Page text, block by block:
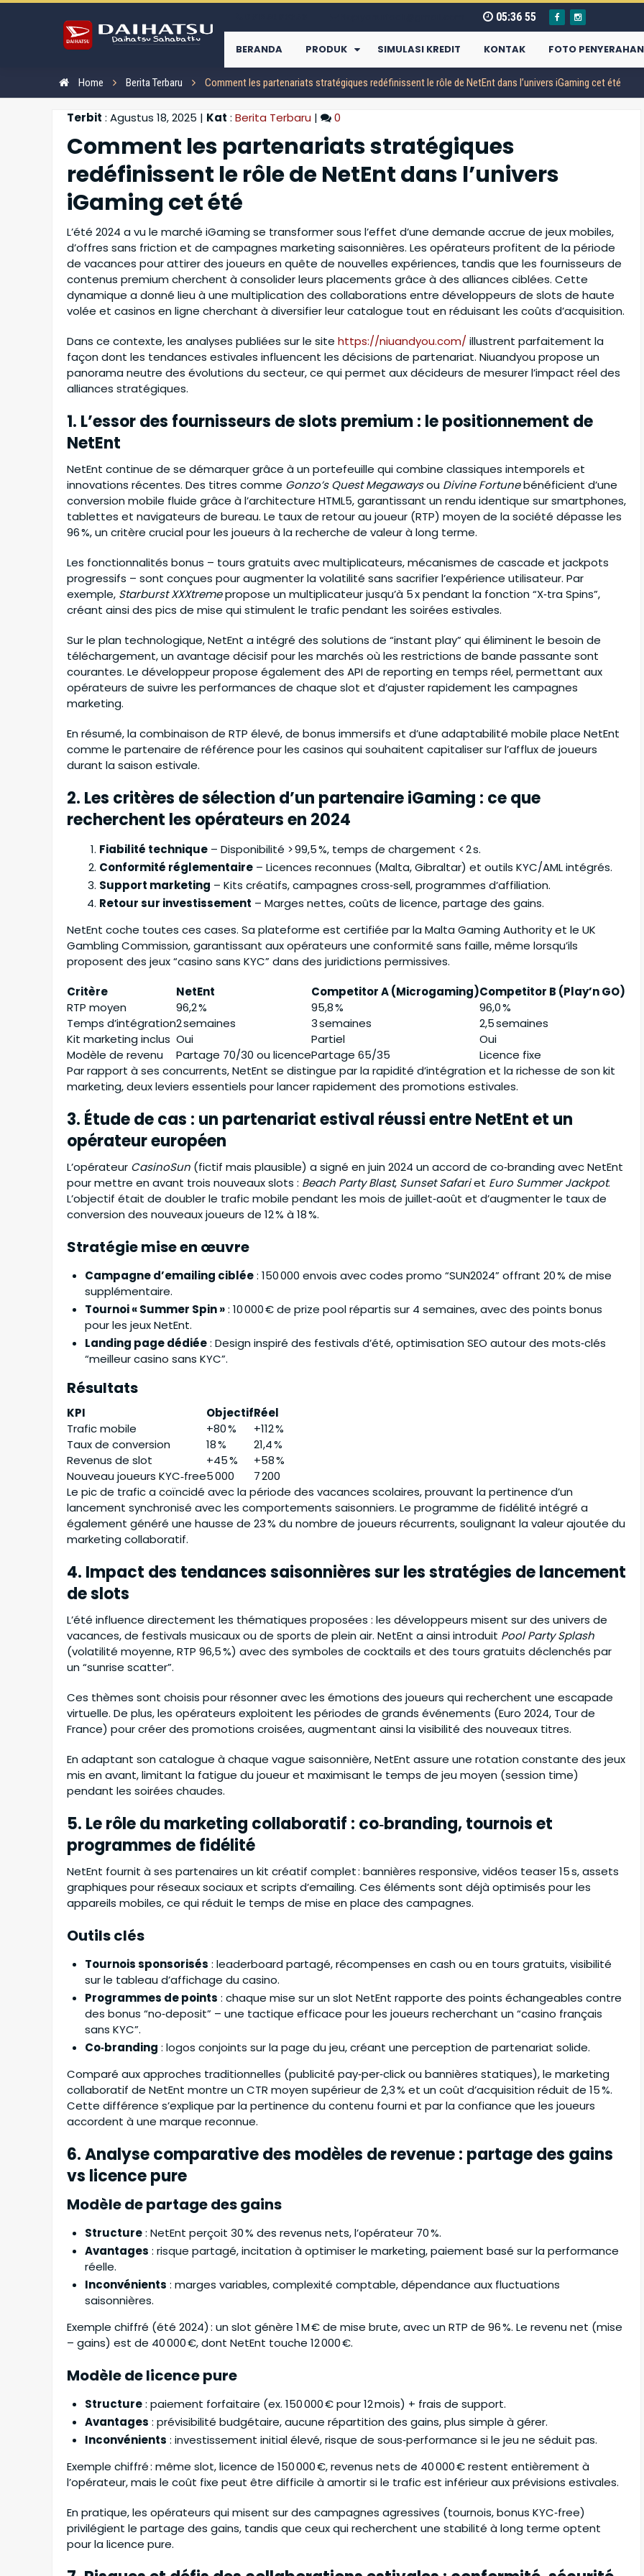
05:36 56
BERANDA PRODUK SIMULASI KREDIT KONTAK FOTO PENYERAHAN
Home Berita Terbaru Comment les partenariats stratégiques redéfinissent le rôle de NetEnt dans l’univers iGaming cet été
Terbit : Agustus 18, 2025 | Kat : Berita Terbaru | 0
Comment les partenariats stratégiques
redéfinissent le rôle de NetEnt dans l’univers
iGaming cet été
L’été 2024 a vu le marché iGaming se transformer sous l’effet d’une demande accrue de jeux mobiles,
d’offres sans friction et de campagnes marketing saisonnières. Les opérateurs profitent de la période
de vacances pour attirer des joueurs en quête de nouvelles expériences, tandis que les fournisseurs de
contenus premium cherchent à consolider leurs placements grâce à des alliances ciblées. Cette
dynamique a donné lieu à une multiplication des collaborations entre développeurs de slots de haute
volée et casinos en ligne cherchant à diversifier leur catalogue tout en réduisant les coûts d’acquisition.
Dans ce contexte, les analyses publiées sur le site https://niuandyou.com/ illustrent parfaitement la
façon dont les tendances estivales influencent les décisions de partenariat. Niuandyou propose un
panorama neutre des évolutions du secteur, ce qui permet aux décideurs de mesurer l’impact réel des
alliances stratégiques.
1. L’essor des fournisseurs de slots premium : le positionnement de
NetEnt
NetEnt continue de se démarquer grâce à un portefeuille qui combine classiques intemporels et
innovations récentes. Des titres comme Gonzo’s Quest Megawaysou Divine Fortunebénéficient d’une
conversion mobile fluide grâce à l’architecture HTML5, garantissant un rendu identique sur smartphones,
tablettes et navigateurs de bureau. Le taux de retour au joueur (RTP) moyen de la société dépasse les
96 %, un critère crucial pour les joueurs à la recherche de valeur à long terme.
Les fonctionnalités bonus – tours gratuits avec multiplicateurs, mécanismes de cascade et jackpots
progressifs – sont conçues pour augmenter la volatilité sans sacrifier l’expérience utilisateur. Par
exemple, Starburst XXXtremepropose un multiplicateur jusqu’à 5 x pendant la fonction “X‑tra Spins”,
créant ainsi des pics de mise qui stimulent le trafic pendant les soirées estivales.
Sur le plan technologique, NetEnt a intégré des solutions de “instant play” qui éliminent le besoin de
téléchargement, un avantage décisif pour les marchés où les restrictions de bande passante sont
courantes. Le développeur propose également des API de reporting en temps réel, permettant aux
opérateurs de suivre les performances de chaque slot et d’ajuster rapidement les campagnes
marketing.
En résumé, la combinaison de RTP élevé, de bonus immersifs et d’une adaptabilité mobile place NetEnt
comme le partenaire de référence pour les casinos qui souhaitent capitaliser sur l’afflux de joueurs
durant la saison estivale.
2. Les critères de sélection d’un partenaire iGaming : ce que
recherchent les opérateurs en 2024
Fiabilité technique – Disponibilité > 99,5 %, temps de chargement < 2 s.
Conformité réglementaire – Licences reconnues (Malta, Gibraltar) et outils KYC/AML intégrés.
Support marketing – Kits créatifs, campagnes cross‑sell, programmes d’affiliation.
Retour sur investissement – Marges nettes, coûts de licence, partage des gains.
NetEnt coche toutes ces cases. Sa plateforme est certifiée par la Malta Gaming Authority et le UK
Gambling Commission, garantissant aux opérateurs une conformité sans faille, même lorsqu’ils
proposent des jeux “casino sans KYC” dans des juridictions permissives.
Critère
NetEnt Competitor A (Microgaming)Competitor B (Play’n GO)
RTP moyen
96,2 % 95,8 %
96,0 %
Temps d’intégration2 semaines 3 semaines
2,5 semaines
Kit marketing inclus Oui Partiel
Oui
Modèle de revenu
Partage 70/30 ou licencePartage 65/35
Licence fixe
Par rapport à ses concurrents, NetEnt se distingue par la rapidité d’intégration et la richesse de son kit
marketing, deux leviers essentiels pour lancer rapidement des promotions estivales.
3. Étude de cas : un partenariat estival réussi entre NetEnt et un
opérateur européen
L’opérateur CasinoSun (fictif mais plausible) a signé en juin 2024 un accord de co‑branding avec NetEnt
pour mettre en avant trois nouveaux slots : Beach Party Blast, Sunset Safariet Euro Summer Jackpot.
L’objectif était de doubler le trafic mobile pendant les mois de juillet‑août et d’augmenter le taux de
conversion des nouveaux joueurs de 12 % à 18 %.
Stratégie mise en œuvre
Campagne d’emailing ciblée: 150 000 envois avec codes promo “SUN2024” offrant 20 % de mise
supplémentaire.
Tournoi « Summer Spin »: 10 000 € de prize pool répartis sur 4 semaines, avec des points bonus
pour les jeux NetEnt.
Landing page dédiée: Design inspiré des festivals d’été, optimisation SEO autour des mots‑clés
“meilleur casino sans KYC”.
Résultats
KPI ObjectifRéel
Trafic mobile
+80 %
+112 %
Taux de conversion
18 %
21,4 %
Revenus de slot
+45 %
+58 %
Nouveau joueurs KYC‑free5 000
7 200
Le pic de trafic a coïncidé avec la période des vacances scolaires, prouvant la pertinence d’un
lancement synchronisé avec les comportements saisonniers. Le programme de fidélité intégré a
également généré une hausse de 23 % du nombre de joueurs récurrents, soulignant la valeur ajoutée du
marketing collaboratif.
4. Impact des tendances saisonnières sur les stratégies de lancement
de slots
L’été influence directement les thématiques proposées : les développeurs misent sur des univers de
vacances, de festivals musicaux ou de sports de plein air. NetEnt a ainsi introduit Pool Party Splash
(volatilité moyenne, RTP 96,5 %) avec des symboles de cocktails et des tours gratuits déclenchés par
un “sunrise scatter”.
Ces thèmes sont choisis pour résonner avec les émotions des joueurs qui recherchent une escapade
virtuelle. De plus, les opérateurs exploitent les périodes de grands événements (Euro 2024, Tour de
France) pour créer des promotions croisées, augmentant ainsi la visibilité des nouveaux titres.
En adaptant son catalogue à chaque vague saisonnière, NetEnt assure une rotation constante des jeux
mis en avant, limitant la fatigue du joueur et maximisant le temps de jeu moyen (session time)
pendant les soirées chaudes.
5. Le rôle du marketing collaboratif : co‑branding, tournois et
programmes de fidélité
NetEnt fournit à ses partenaires un kit créatif complet : bannières responsive, vidéos teaser 15 s, assets
graphiques pour réseaux sociaux et scripts d’emailing. Ces éléments sont déjà optimisés pour les
appareils mobiles, ce qui réduit le temps de mise en place des campagnes.
Outils clés
Tournois sponsorisés : leaderboard partagé, récompenses en cash ou en tours gratuits, visibilité
sur le tableau d’affichage du casino.
Programmes de points : chaque mise sur un slot NetEnt rapporte des points échangeables contre
des bonus “no‑deposit” – une tactique efficace pour les joueurs recherchant un “casino français
sans KYC”.
Co‑branding : logos conjoints sur la page du jeu, créant une perception de partenariat solide.
Comparé aux approches traditionnelles (publicité pay‑per‑click ou bannières statiques), le marketing
collaboratif de NetEnt montre un CTR moyen supérieur de 2,3 % et un coût d’acquisition réduit de 15 %.
Cette différence s’explique par la pertinence du contenu fourni et par la confiance que les joueurs
accordent à une marque reconnue.
6. Analyse comparative des modèles de revenue : partage des gains
vs licence pure
Modèle de partage des gains
Structure: NetEnt perçoit 30 % des revenus nets, l’opérateur 70 %.
Avantages : risque partagé, incitation à optimiser le marketing, paiement basé sur la performance
réelle.
Inconvénients : marges variables, complexité comptable, dépendance aux fluctuations
saisonnières.
Exemple chiffré (été 2024) : un slot génère 1 M € de mise brute, avec un RTP de 96 %. Le revenu net (mise
– gains) est de 40 000 €, dont NetEnt touche 12 000 €.
Modèle de licence pure
Structure: paiement forfaitaire (ex. 150 000 € pour 12 mois) + frais de support.
Avantages : prévisibilité budgétaire, aucune répartition des gains, plus simple à gérer.
Inconvénients : investissement initial élevé, risque de sous‑performance si le jeu ne séduit pas.
Exemple chiffré : même slot, licence de 150 000 €, revenus nets de 40 000 € restent entièrement à
l’opérateur, mais le coût fixe peut être difficile à amortir si le trafic est inférieur aux prévisions estivales.
En pratique, les opérateurs qui misent sur des campagnes agressives (tournois, bonus KYC‑free)
privilégient le partage des gains, tandis que ceux qui recherchent une stabilité à long terme optent
pour la licence pure.
GranMax MB Daihatsu Rocky Daihatsu Xenia